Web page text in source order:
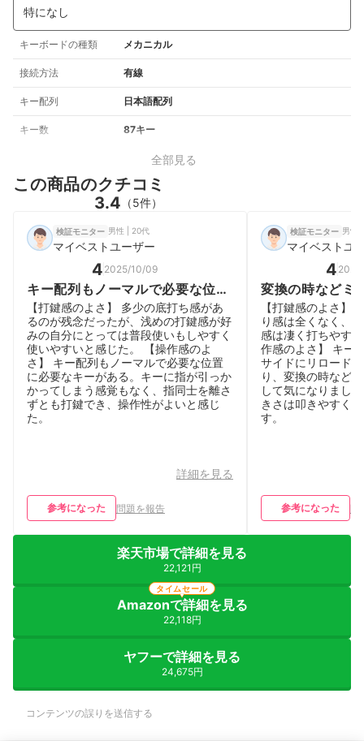
特になし
キーボードの種類 メカニカル
接続方法 有線
キー配列 日本語配列
キー数 87キー
全部見る
この商品のクチコミ
3.4 （5件）
検証モニター 男性 | 20代
マイベストユーザー
4 2025/10/09
キー配列もノーマルで必要な位置
に必要なキーがある
【打鍵感のよさ】 多少の底打ち感があ
るのが残念だったが、浅めの打鍵感が好
みの自分にとっては普段使いもしやすく
使いやすいと感じた。 【操作感のよ
さ】 キー配列もノーマルで必要な位置
に必要なキーがある。キーに指が引っか
かってしまう感覚もなく、指同士を離さ
ずとも打鍵でき、操作性がよいと感じ
た。
詳細を見る
参考になった 問題を報告
検証モニター 男性
マイベストユ
4
変換の時などミ
りして気になり
【打鍵感のよさ】
り感は全くなく、
感は凄く打ちやす
作感のよさ】 キー
サイドにリロード
り、変換の時など
して気になりまし
きさは叩きやすく
す。
参考になった
楽天市場で詳細を見る
22,121円
Amazonで詳細を見る
22,118円
タイムセール
ヤフーで詳細を見る
24,675円
コンテンツの誤りを送信する